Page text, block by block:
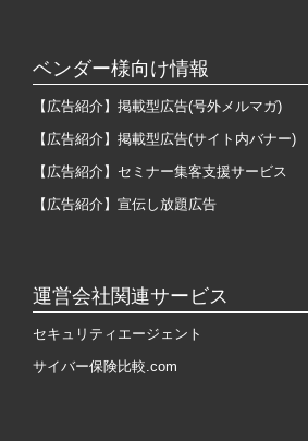
ベンダー様向け情報
【広告紹介】掲載型広告(号外メルマガ)
【広告紹介】掲載型広告(サイト内バナー)
【広告紹介】セミナー集客支援サービス
【広告紹介】宣伝し放題広告
運営会社関連サービス
セキュリティエージェント
サイバー保険比較.com